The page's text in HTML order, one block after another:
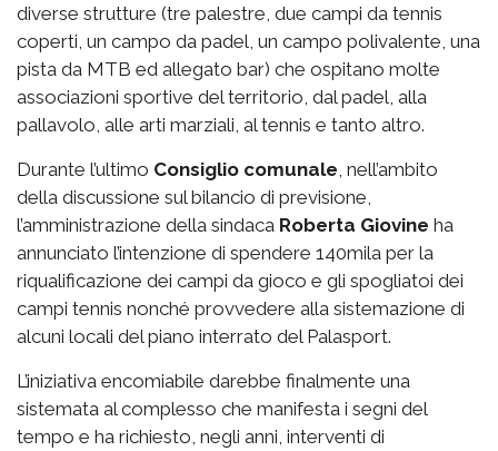
diverse strutture (tre palestre, due campi da tennis
coperti, un campo da padel, un campo polivalente, una
pista da MTB ed allegato bar) che ospitano molte
associazioni sportive del territorio, dal padel, alla
pallavolo, alle arti marziali, al tennis e tanto altro.
Durante l’ultimo Consiglio comunale , nell’ambito
della discussione sul bilancio di previsione,
l’amministrazione della sindaca Roberta Giovine ha
annunciato l’intenzione di spendere 140mila per la
riqualificazione dei campi da gioco e gli spogliatoi dei
campi tennis nonché provvedere alla sistemazione di
alcuni locali del piano interrato del Palasport.
L’iniziativa encomiabile darebbe finalmente una
sistemata al complesso che manifesta i segni del
tempo e ha richiesto, negli anni, interventi di